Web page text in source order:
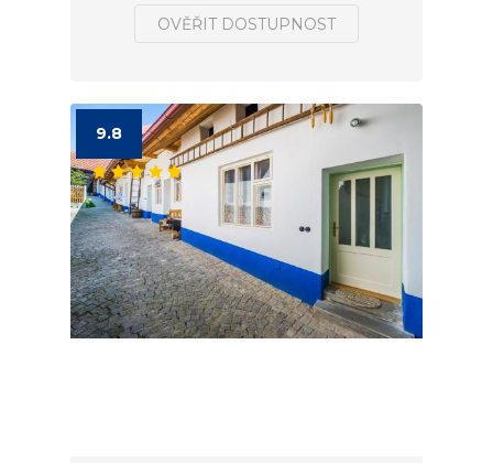
OVĚŘIT DOSTUPNOST
9.8